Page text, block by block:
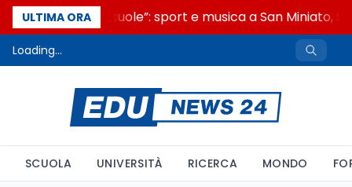
ULTIMA ORA
“Noi siamo le Scuole”: sport e musica a San Miniato,
Loading...
SCUOLA UNIVERSITÀ RICERCA MONDO